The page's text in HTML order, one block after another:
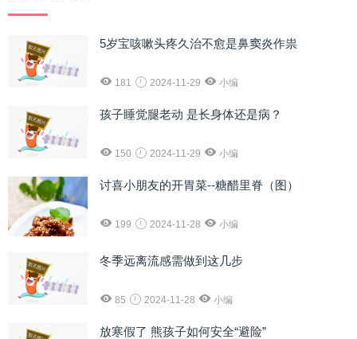
5岁宝咳嗽头疼久治不愈是鼻窦炎作祟
181 2024-11-29 小编
孩子睡觉腿老动 是长身体还是病？
150 2024-11-29 小编
讨喜小朋友的开胃菜--糖醋里脊（图）
199 2024-11-28 小编
冬季远离流感需做到这几步
85 2024-11-28 小编
放寒假了 熊孩子如何安全“避险”